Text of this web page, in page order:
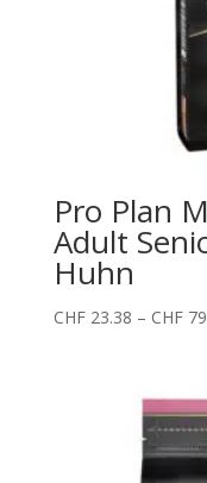
Pro Plan
Adult
Huhn
CHF23.38 – CHF